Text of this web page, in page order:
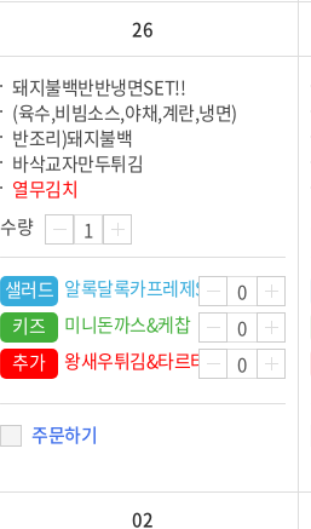
26
돼지불백반반냉면SET!!
(육수,비빔소스,야채,계란,냉면)
반조리)돼지불백
바삭교자만두튀김
열무김치
수량
샐러드 알록달록카프레제S
키즈
미니돈까스&케찹
추가
왕새우튀김&타르타르소스
주문하기
02